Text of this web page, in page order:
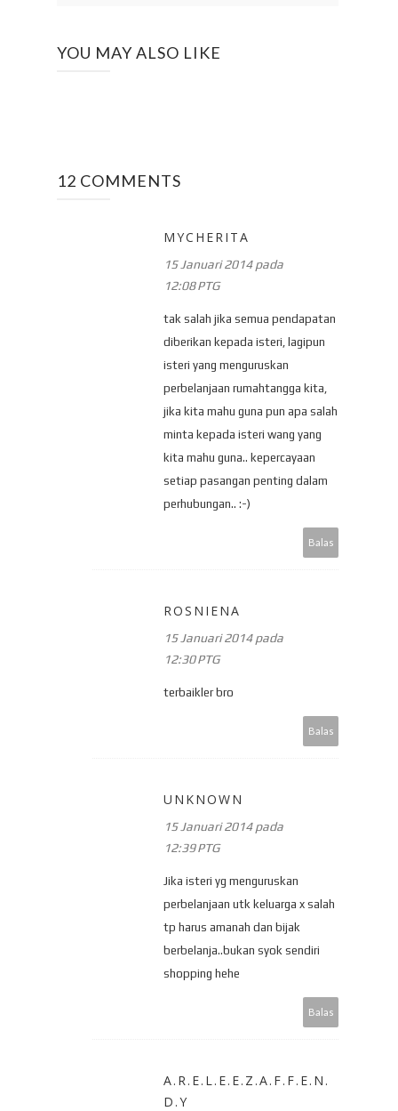
YOU MAY ALSO LIKE
12 COMMENTS
MYCHERITA
15 Januari 2014 pada
12:08 PTG
tak salah jika semua pendapatan
diberikan kepada isteri, lagipun
isteri yang menguruskan
perbelanjaan rumahtangga kita,
jika kita mahu guna pun apa salah
minta kepada isteri wang yang
kita mahu guna.. kepercayaan
setiap pasangan penting dalam
perhubungan.. :-)
Balas
ROSNIENA
15 Januari 2014 pada
12:30 PTG
terbaikler bro
Balas
UNKNOWN
15 Januari 2014 pada
12:39 PTG
Jika isteri yg menguruskan
perbelanjaan utk keluarga x salah
tp harus amanah dan bijak
berbelanja..bukan syok sendiri
shopping hehe
Balas
A.R.E.L.E.E.Z.A.F.F.E.N.
D.Y